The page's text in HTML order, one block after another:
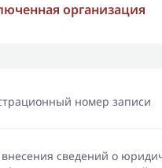
организация
номер записи
сведений о